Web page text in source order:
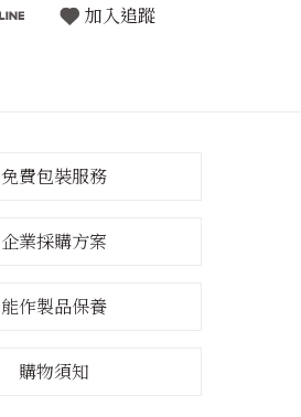
加入追蹤
免費包裝服務
企業採購方案
能作製品保養
購物須知